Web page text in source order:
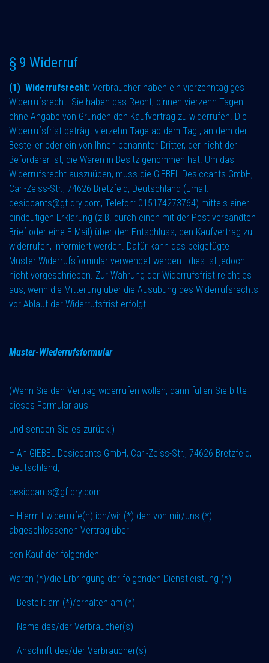
§ 9 Widerruf
(1) Widerrufsrecht: Verbraucher haben ein vierzehntägiges
Widerrufsrecht. Sie haben das Recht, binnen vierzehn Tagen
ohne Angabe von Gründen den Kaufvertrag zu widerrufen. Die
Widerrufsfrist beträgt vierzehn Tage ab dem Tag , an dem der
Besteller oder ein von Ihnen benannter Dritter, der nicht der
Beförderer ist, die Waren in Besitz genommen hat. Um das
Widerrufsrecht auszuüben, muss die GIEBEL Desiccants GmbH,
Carl-Zeiss-Str., 74626 Bretzfeld, Deutschland (Email:
desiccants@gf-dry.com, Telefon: 015174273764) mittels einer
eindeutigen Erklärung (z.B. durch einen mit der Post versandten
Brief oder eine E-Mail) über den Entschluss, den Kaufvertrag zu
widerrufen, informiert werden. Dafür kann das beigefügte
Muster-Widerrufsformular verwendet werden - dies ist jedoch
nicht vorgeschrieben. Zur Wahrung der Widerrufsfrist reicht es
aus, wenn die Mitteilung über die Ausübung des Widerrufsrechts
vor Ablauf der Widerrufsfrist erfolgt.
Muster-Wiederrufsformular
(Wenn Sie den Vertrag widerrufen wollen, dann füllen Sie bitte
dieses Formular aus
und senden Sie es zurück.)
– An GIEBEL Desiccants GmbH, Carl-Zeiss-Str., 74626 Bretzfeld,
Deutschland,
desiccants@gf-dry.com
– Hiermit widerrufe(n) ich/wir (*) den von mir/uns (*)
abgeschlossenen Vertrag über
den Kauf der folgenden
Waren (*)/die Erbringung der folgenden Dienstleistung (*)
– Bestellt am (*)/erhalten am (*)
– Name des/der Verbraucher(s)
– Anschrift des/der Verbraucher(s)